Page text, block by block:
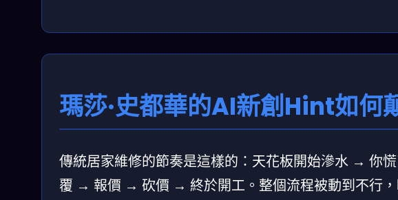
瑪莎·史都華的AI新創Hint如何
傳統居家維修的節奏是這樣的：天花板開始滲水 →
覆 → 報價 → 砍價 → 終於開工。整個流程被動到不行